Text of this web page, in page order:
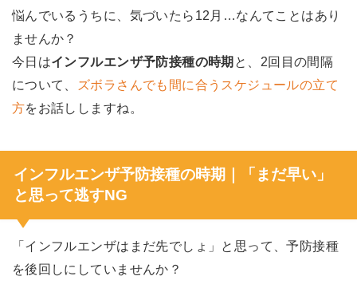
悩んでいるうちに、気づいたら12月…なんてことはあり
ませんか？
今日はインフルエンザ予防接種の時期 と、2回目の間隔
について、
ズボラさんでも間に合うスケジュールの立て
方をお話ししますね。
インフルエンザ予防接種の時期｜「まだ早い」
と思って逃すNG
「インフルエンザはまだ先でしょ」と思って、予防接種
を後回しにしていませんか？